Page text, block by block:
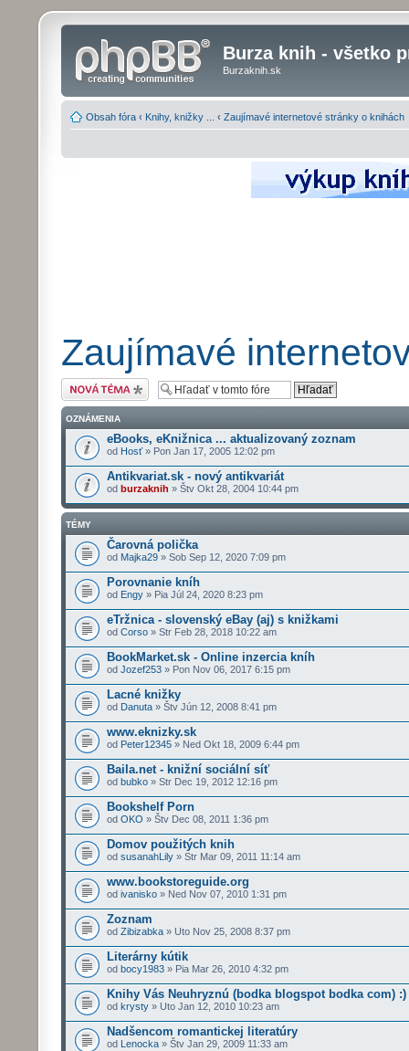
Burza knih - všetko
Burzaknih.sk
Obsah fóra ‹ Knihy, knižky ... ‹ Zaujímavé internetové stránky o knihách
Zaujímavé
Odoslať novú tému
OZNÁMENIA
eBooks, eKnižnica ... aktualizovaný zoznam
od Hosť» Pon Jan 17, 2005 12:02 pm
Antikvariat.sk - nový antikvariát
od burzaknih » Štv Okt 28, 2004 10:44 pm
TÉMY
Čarovná polička
od Majka29 » Sob Sep 12, 2020 7:09 pm
Porovnanie kníh
od Engy » Pia Júl 24, 2020 8:23 pm
eTržnica - slovenský eBay (aj) s knižkami
od Corso » Str Feb 28, 2018 10:22 am
BookMarket.sk - Online inzercia kníh
od Jozef253 » Pon Nov 06, 2017 6:15 pm
Lacné knižky
od Danuta » Štv Jún 12, 2008 8:41 pm
www.eknizky.sk
od Peter12345 » Ned Okt 18, 2009 6:44 pm
Baila.net - knižní sociální síť
od bubko » Str Dec 19, 2012 12:16 pm
Bookshelf Porn
od OKO » Štv Dec 08, 2011 1:36 pm
Domov použitých knih
od susanahLily » Str Mar 09, 2011 11:14 am
www.bookstoreguide.org
od ivanisko » Ned Nov 07, 2010 1:31 pm
Zoznam
od Zibizabka » Uto Nov 25, 2008 8:37 pm
Literárny kútik
od bocy1983 » Pia Mar 26, 2010 4:32 pm
Knihy Vás Neuhryznú (bodka blogspot bodka com) :)
od krysty » Uto Jan 12, 2010 10:23 am
Nadšencom romantickej literatúry
od Lenocka » Štv Jan 29, 2009 11:33 am